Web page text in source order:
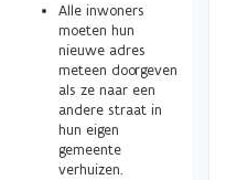
Alle inwoners
moeten hun
nieuwe adres
meteen doorgeven
als ze naar een
andere straat in
hun eigen
gemeente
verhuizen.